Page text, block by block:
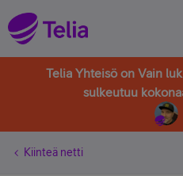
Telia Yhteisö on Vain
sulkeutuu
Kiinteä netti